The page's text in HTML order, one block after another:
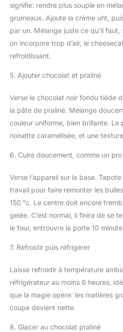
signifie: rendre plus souple en
grumeaux. Ajoute la crème uht,
par un. Mélange juste ce qu’il
on incorpore trop d’air, le
refroidissant.
5. Ajouter chocolat et praliné
Verse le chocolat noir fondu tiède
la pâte de praliné. Mélange
couleur uniforme, bien brillante.
noisette caramélisée, et une
6. Cuire doucement, comme un pro
Verse l’appareil sur la base.
travail pour faire remonter les
150 °c. Le centre doit encore
gelée. C’est normal, il finira de se
le four, entrouvre la porte 10
7. Refroidir puis réfrigérer
Laisse refroidir à température
réfrigérateur au moins 6 heures,
que la magie opère: les matières
coupe devient nette.
8. Glacer au chocolat praliné